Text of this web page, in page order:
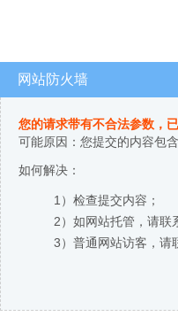
网站防火墙
您的请求带有不合法参数，
可能原因：您提交的内容包
如何解决：
1）检查提交内容；
2）如网站托管，请联
3）普通网站访客，请